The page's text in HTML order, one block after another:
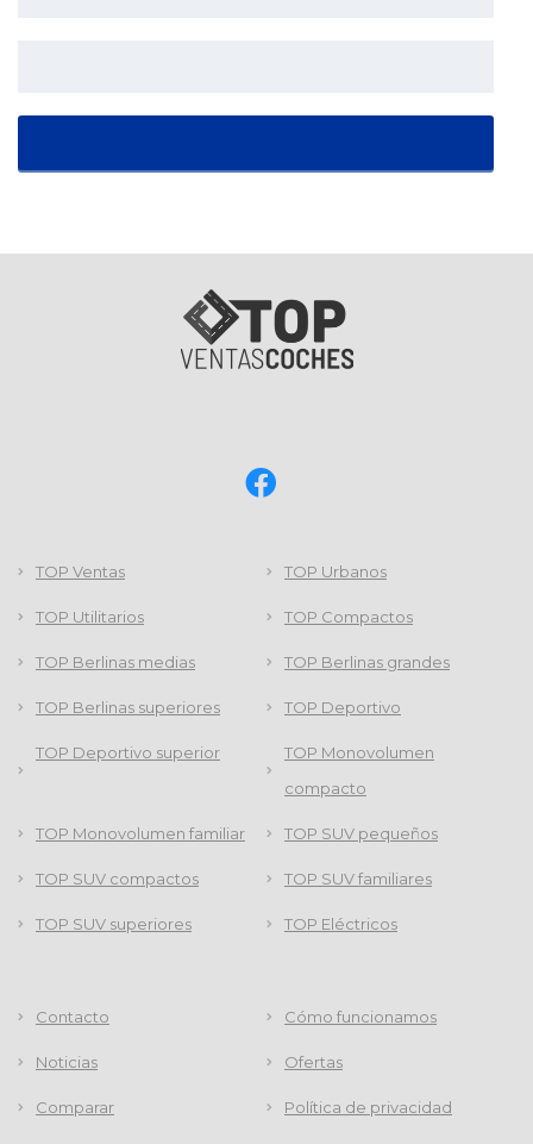
TOP Ventas TOP Urbanos
TOP Utilitarios TOP Compactos
TOP Berlinas medias TOP Berlinas grandes
TOP Berlinas superiores TOP Deportivo
TOP Deportivo superior
TOP Monovolumen
compacto
TOP Monovolumen familiar TOP SUV pequeños
TOP SUV compactos TOP SUV familiares
TOP SUV superiores TOP Eléctricos
Contacto Cómo funcionamos
Noticias Ofertas
Comparar Política de privacidad